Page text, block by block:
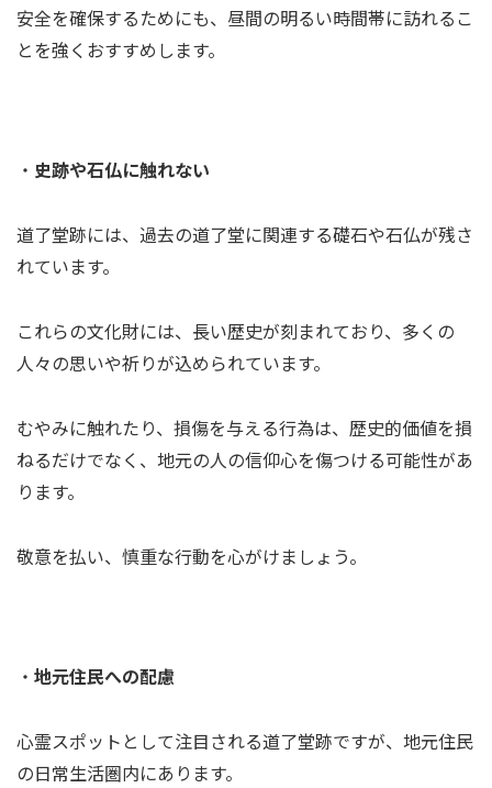
安全を確保するためにも、昼間の明るい時間帯に訪れるこ
とを強くおすすめします。
・ 史跡や石仏に触れない
道了堂跡には、過去の道了堂に関連する礎石や石仏が残さ
れています。
これらの文化財には、長い歴史が刻まれており、多くの
人々の思いや祈りが込められています。
むやみに触れたり、損傷を与える行為は、歴史的価値を損
ねるだけでなく、地元の人の信仰心を傷つける可能性があ
ります。
敬意を払い、慎重な行動を心がけましょう。
・ 地元住民への配慮
心霊スポットとして注目される道了堂跡ですが、地元住民
の日常生活圏内にあります。